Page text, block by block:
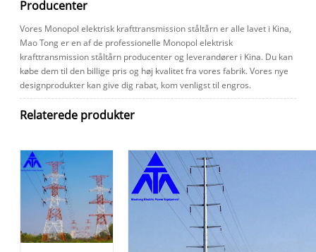
Producenter
Vores Monopol elektrisk krafttransmission ståltårn er alle lavet i Kina,
Mao Tong er en af ​​de professionelle Monopol elektrisk
krafttransmission ståltårn producenter og leverandører i Kina. Du kan
købe dem til den billige pris og høj kvalitet fra vores fabrik. Vores nye
designprodukter kan give dig rabat, kom venligst til engros.
Relaterede produkter